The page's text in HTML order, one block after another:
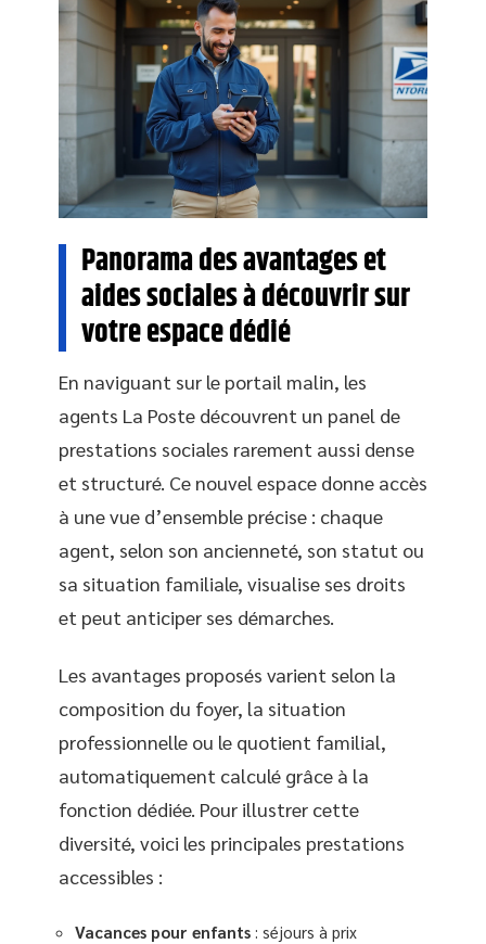
Panorama des avantages et
aides sociales à découvrir sur
votre espace dédié
En naviguant sur le portail malin, les
agents La Poste découvrent un panel de
prestations sociales rarement aussi dense
et structuré. Ce nouvel espace donne accès
à une vue d’ensemble précise : chaque
agent, selon son ancienneté, son statut ou
sa situation familiale, visualise ses droits
et peut anticiper ses démarches.
Les avantages proposés varient selon la
composition du foyer, la situation
professionnelle ou le quotient familial,
automatiquement calculé grâce à la
fonction dédiée. Pour illustrer cette
diversité, voici les principales prestations
accessibles :
Vacances pour enfants : séjours à prix